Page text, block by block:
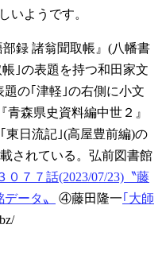
いようです。
録 諸翁聞取帳』(八幡書
｣の表題を持つ和田家文
の｢津軽｣の右側に小文
森県史資料編中世２』
東日流記｣(高屋豊前編)の
されている。弘前図書館
０７７話(2023/07/23)〝藤
ータ〟
④藤田隆一｢大師